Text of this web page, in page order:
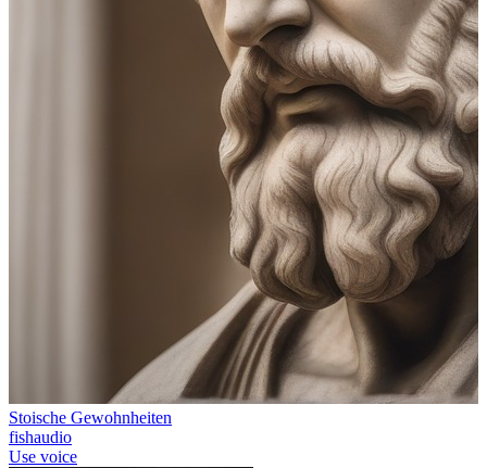
Stoische Gewohnheiten
fishaudio
Use voice